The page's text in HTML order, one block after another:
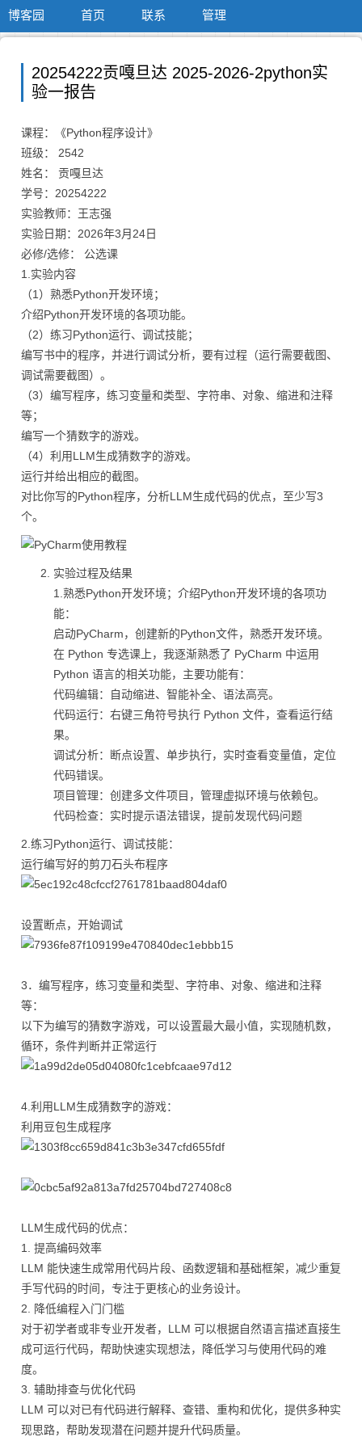
博客园 首页 联系 管理
20254222贡嘎旦达 2025-2026-2python实
验一报告
课程：《Python程序设计》
班级： 2542
姓名： 贡嘎旦达
学号：20254222
实验教师：王志强
实验日期：2026年3月24日
必修/选修： 公选课
1.实验内容
（1）熟悉Python开发环境；
介绍Python开发环境的各项功能。
（2）练习Python运行、调试技能；
编写书中的程序，并进行调试分析，要有过程（运行需要截图、
调试需要截图）。
（3）编写程序，练习变量和类型、字符串、对象、缩进和注释
等；
编写一个猜数字的游戏。
（4）利用LLM生成猜数字的游戏。
运行并给出相应的截图。
对比你写的Python程序，分析LLM生成代码的优点，至少写3
个。
实验过程及结果
1.熟悉Python开发环境；介绍Python开发环境的各项功
能：
启动PyCharm，创建新的Python文件，熟悉开发环境。
在 Python 专选课上，我逐渐熟悉了 PyCharm 中运用
Python 语言的相关功能，主要功能有：
代码编辑：自动缩进、智能补全、语法高亮。
代码运行：右键三角符号执行 Python 文件，查看运行结
果。
调试分析：断点设置、单步执行，实时查看变量值，定位
代码错误。
项目管理：创建多文件项目，管理虚拟环境与依赖包。
代码检查：实时提示语法错误，提前发现代码问题
2.练习Python运行、调试技能：
运行编写好的剪刀石头布程序
设置断点，开始调试
3．编写程序，练习变量和类型、字符串、对象、缩进和注释
等：
以下为编写的猜数字游戏，可以设置最大最小值，实现随机数，
循环，条件判断并正常运行
4.利用LLM生成猜数字的游戏：
利用豆包生成程序
LLM生成代码的优点：
1. 提高编码效率
LLM 能快速生成常用代码片段、函数逻辑和基础框架，减少重复
手写代码的时间，专注于更核心的业务设计。
2. 降低编程入门门槛
对于初学者或非专业开发者，LLM 可以根据自然语言描述直接生
成可运行代码，帮助快速实现想法，降低学习与使用代码的难
度。
3. 辅助排查与优化代码
LLM 可以对已有代码进行解释、查错、重构和优化，提供多种实
现思路，帮助发现潜在问题并提升代码质量。